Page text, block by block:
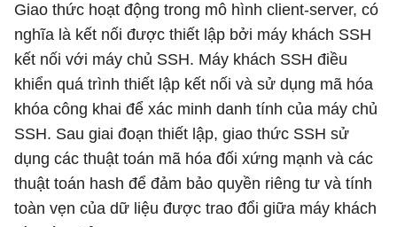
Giao thức hoạt động trong mô hình client-server, có
nghĩa là kết nối được thiết lập bởi máy khách SSH
kết nối với máy chủ SSH. Máy khách SSH điều
khiển quá trình thiết lập kết nối và sử dụng mã hóa
khóa công khai để xác minh danh tính của máy chủ
SSH. Sau giai đoạn thiết lập, giao thức SSH sử
dụng các thuật toán mã hóa đối xứng mạnh và các
thuật toán hash để đảm bảo quyền riêng tư và tính
toàn vẹn của dữ liệu được trao đổi giữa máy khách